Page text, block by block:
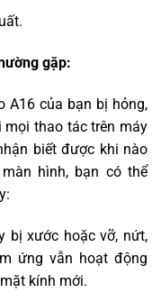
gặp:
A16 của bạn bị hỏng,
thao tác trên máy
biết được khi nào
hình, bạn có thể
bị xước hoặc vỡ, nứt,
ứng vẫn hoạt động
kính mới.